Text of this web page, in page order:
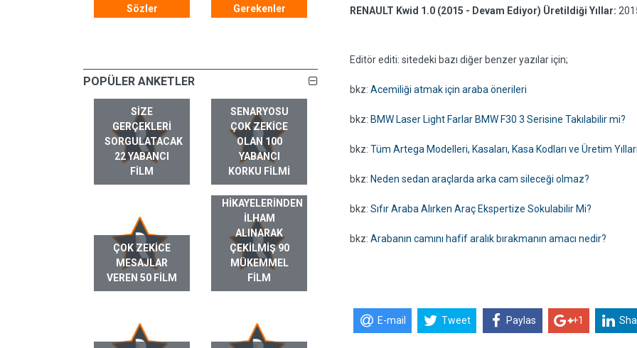
Sözler
Gerekenler
POPÜLER ANKETLER
SIZE
GERÇEKLERI
SORGULATACAK
22 YABANCI
FILM
SENARYOSU
ÇOK ZEKICE
OLAN 100
YABANCI
KORKU FILMI
ÇOK ZEKICE
MESAJLAR
VEREN 50 FILM
GERÇEK HAYAT
HIKAYELERINDEN
ILHAM
ALINARAK
ÇEKILMIŞ 90
MÜKEMMEL
FILM
RENAULT Kwid 1.0 (2015 - Devam Ediyor) Üretildiği Yıllar:
Editör editi: sitedeki bazı diğer benzer yazılar için;
bkz: Acemiliği atmak için araba önerileri
bkz: BMW Laser Light Farlar BMW F30 3 Serisine Takılabilir mi?
bkz: Tüm Artega Modelleri, Kasaları, Kasa Kodları ve Üretim Yılları
bkz: Neden sedan araçlarda arka cam sileceği olmaz?
bkz: Sıfır Araba Alırken Araç Ekspertize Sokulabilir Mi?
bkz: Arabanın camını hafif aralık bırakmanın amacı nedir?
E-mail Tweet Paylas +1